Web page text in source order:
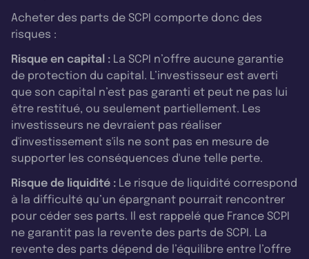
Acheter des parts de SCPI comporte donc des
risques :
Risque en capital : La SCPI n’offre aucune garantie
de protection du capital. L’investisseur est averti
que son capital n’est pas garanti et peut ne pas lui
être restitué, ou seulement partiellement. Les
investisseurs ne devraient pas réaliser
d'investissement s'ils ne sont pas en mesure de
supporter les conséquences d'une telle perte.
Risque de liquidité : Le risque de liquidité correspond
à la difficulté qu’un épargnant pourrait rencontrer
pour céder ses parts. Il est rappelé que France SCPI
ne garantit pas la revente des parts de SCPI. La
revente des parts dépend de l’équilibre entre l’offre